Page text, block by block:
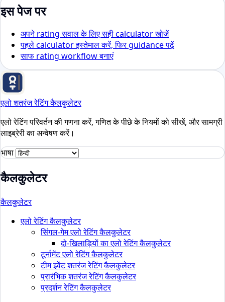
इस पेज पर
अपने rating सवाल के लिए सही calculator खोजें
पहले calculator इस्तेमाल करें, फिर guidance पढ़ें
साफ rating workflow बनाएं
एलो शतरंज रेटिंग कैलकुलेटर
एलो रेटिंग परिवर्तन की गणना करें, गणित के पीछे के नियमों को सीखें, और सामग्री
लाइब्रेरी का अन्वेषण करें।
भाषा
कैलकुलेटर
कैलकुलेटर
एलो रेटिंग कैलकुलेटर
सिंगल-गेम एलो रेटिंग कैलकुलेटर
दो-खिलाड़ियों का एलो रेटिंग कैलकुलेटर
टूर्नामेंट एलो रेटिंग कैलकुलेटर
टीम इवेंट शतरंज रेटिंग कैलकुलेटर
प्रारंभिक शतरंज रेटिंग कैलकुलेटर
प्रदर्शन रेटिंग कैलकुलेटर